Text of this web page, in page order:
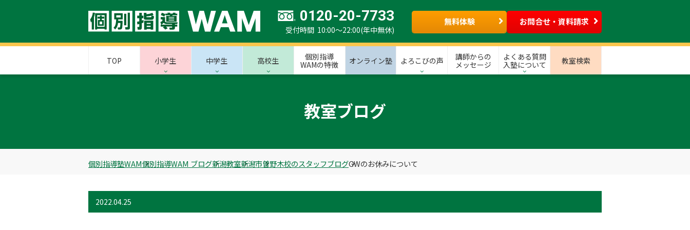
0120-20-7733
受付時間 10:00～22:00(年中無休)
無料体験 お問合せ・資料請求
TOP 小学生 中学生 高校生
個別指導
WAMの特徴
オンライン塾 よろこびの声
講師からの
メッセージ
よくある質問
入塾について
教室検索
教室ブログ
個別指導塾WAM個別指導WAM ブログ新潟教室新潟市曽野木校のスタッフブログGWのお休みについて
2022.04.25